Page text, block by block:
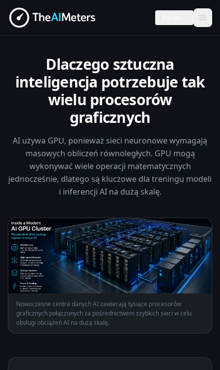
Dlaczego sztuczna
inteligencja potrzebuje tak
wielu procesorów
graficznych
AI używa GPU, ponieważ sieci neuronowe wymagają
masowych obliczeń równoległych. GPU mogą
wykonywać wiele operacji matematycznych
jednocześnie, dlatego są kluczowe dla treningu modeli
i inferencji AI na dużą skalę.
Nowoczesne centra danych AI zawierają tysiące procesorów
graficznych połączonych za pośrednictwem szybkich sieci w celu
obsługi obciążeń AI na dużą skalę.